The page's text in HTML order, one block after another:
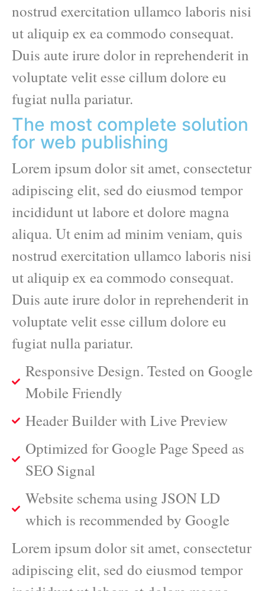
nostrud exercitation ullamco laboris nisi
ut aliquip ex ea commodo consequat.
Duis aute irure dolor in reprehenderit in
voluptate velit esse cillum dolore eu
fugiat nulla pariatur.
The most complete solution
for web publishing
Lorem ipsum dolor sit amet, consectetur
adipiscing elit, sed do eiusmod tempor
incididunt ut labore et dolore magna
aliqua. Ut enim ad minim veniam, quis
nostrud exercitation ullamco laboris nisi
ut aliquip ex ea commodo consequat.
Duis aute irure dolor in reprehenderit in
voluptate velit esse cillum dolore eu
fugiat nulla pariatur.
Responsive Design. Tested on Google
Mobile Friendly
Header Builder with Live Preview
Optimized for Google Page Speed as
SEO Signal
Website schema using JSON LD
which is recommended by Google
Lorem ipsum dolor sit amet, consectetur
adipiscing elit, sed do eiusmod tempor